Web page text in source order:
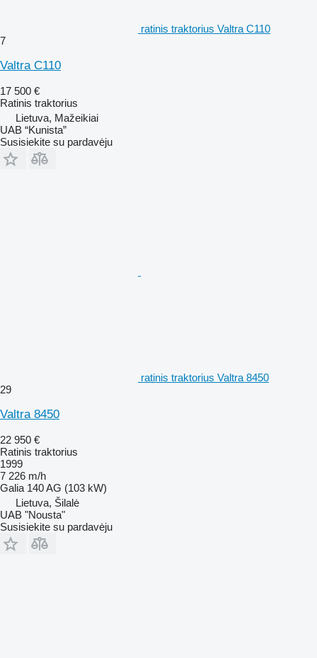
ratinis traktorius Valtra C110
7
Valtra C110
17 500 €
Ratinis traktorius
Lietuva, Mažeikiai
UAB “Kunista”
Susisiekite su pardavėju
ratinis traktorius Valtra 8450
29
Valtra 8450
22 950 €
Ratinis traktorius
1999
7 226 m/h
Galia 140 AG (103 kW)
Lietuva, Šilalė
UAB "Nousta"
Susisiekite su pardavėju